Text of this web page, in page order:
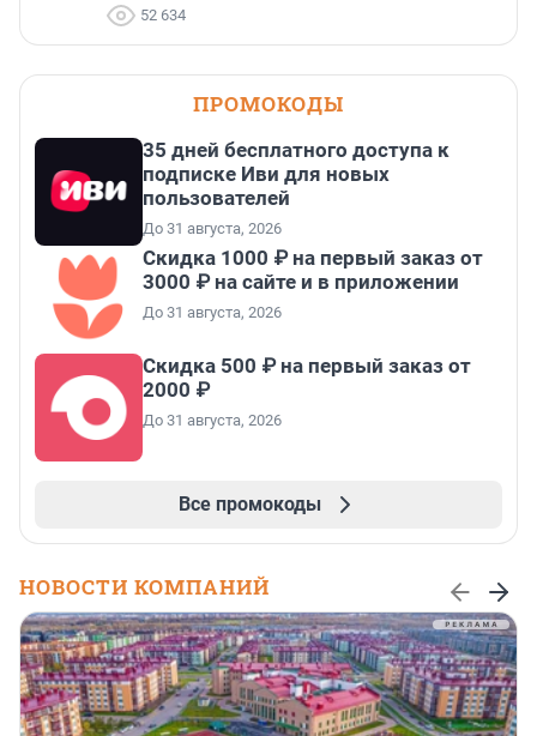
52 634
ПРОМОКОДЫ
35 дней бесплатного доступа к
подписке Иви для новых
пользователей
До 31 августа, 2026
Скидка 1000 ₽ на первый заказ от
3000 ₽ на сайте и в приложении
До 31 августа, 2026
Скидка 500 ₽ на первый заказ от
2000 ₽
До 31 августа, 2026
Все промокоды
НОВОСТИ КОМПАНИЙ